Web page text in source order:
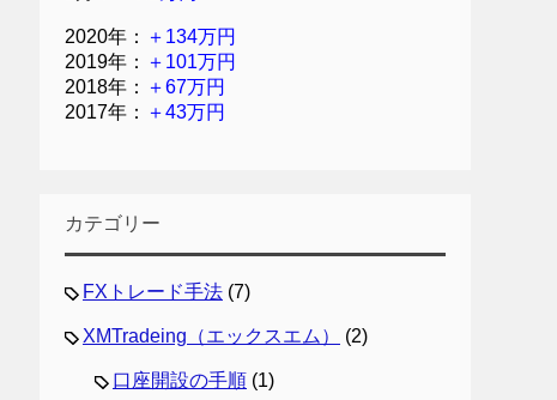
2020年： ＋134万円
2019年： ＋101万円
2018年： ＋67万円
2017年： ＋43万円
カテゴリー
FXトレード手法 (7)
XMTradeing（エックスエム） (2)
口座開設の手順 (1)